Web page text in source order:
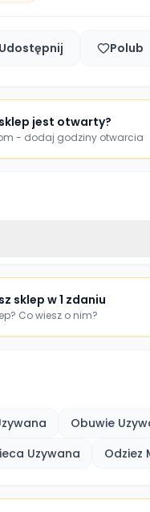
Udostępnij Polub
jest otwarty?
- dodaj godziny otwarcia
sklep w 1 zdaniu
Co wiesz o nim?
Obuwie
Uzywana
Odziez